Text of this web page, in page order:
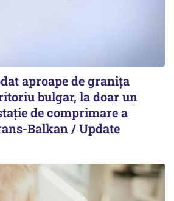
aproape de granița
bulgar, la doar un
de comprimare a
Balkan / Update